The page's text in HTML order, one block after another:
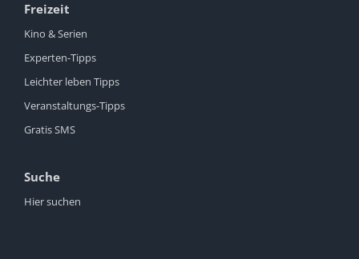
Freizeit
Kino & Serien
Experten-Tipps
Leichter leben Tipps
Veranstaltungs-Tipps
Gratis SMS
Suche
Hier suchen